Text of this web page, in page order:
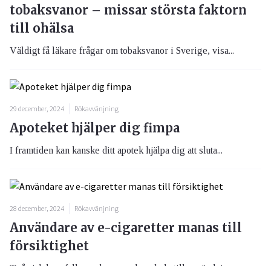
tobaksvanor – missar största faktorn
till ohälsa
Väldigt få läkare frågar om tobaksvanor i Sverige, visa...
29 december, 2024 Rökavvänjning
Apoteket hjälper dig fimpa
I framtiden kan kanske ditt apotek hjälpa dig att sluta...
28 december, 2024 Rökavvänjning
Användare av e-cigaretter manas till
försiktighet